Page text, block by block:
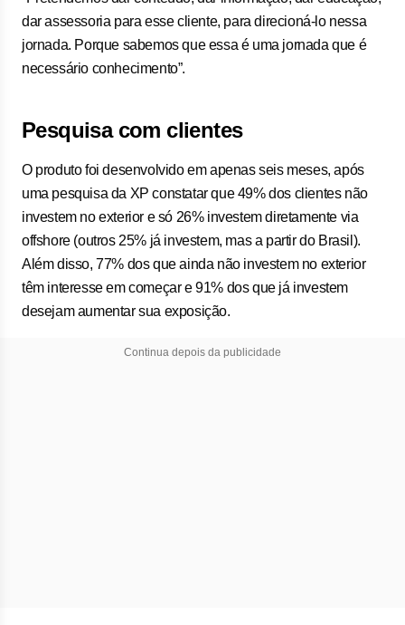
dar assessoria para esse cliente, para direcioná-lo nessa
jornada. Porque sabemos que essa é uma jornada que é
necessário conhecimento”.
Pesquisa com clientes
O produto foi desenvolvido em apenas seis meses, após
uma pesquisa da XP constatar que 49% dos clientes não
investem no exterior e só 26% investem diretamente via
offshore (outros 25% já investem, mas a partir do Brasil).
Além disso, 77% dos que ainda não investem no exterior
têm interesse em começar e 91% dos que já investem
desejam aumentar sua exposição.
Continua depois da publicidade